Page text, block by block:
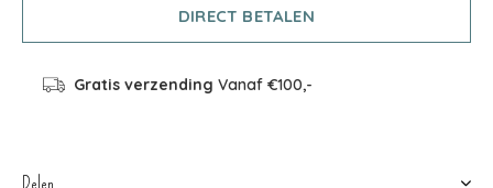
DIRECT BETALEN
Gratis verzending Vanaf €100,-
Delen